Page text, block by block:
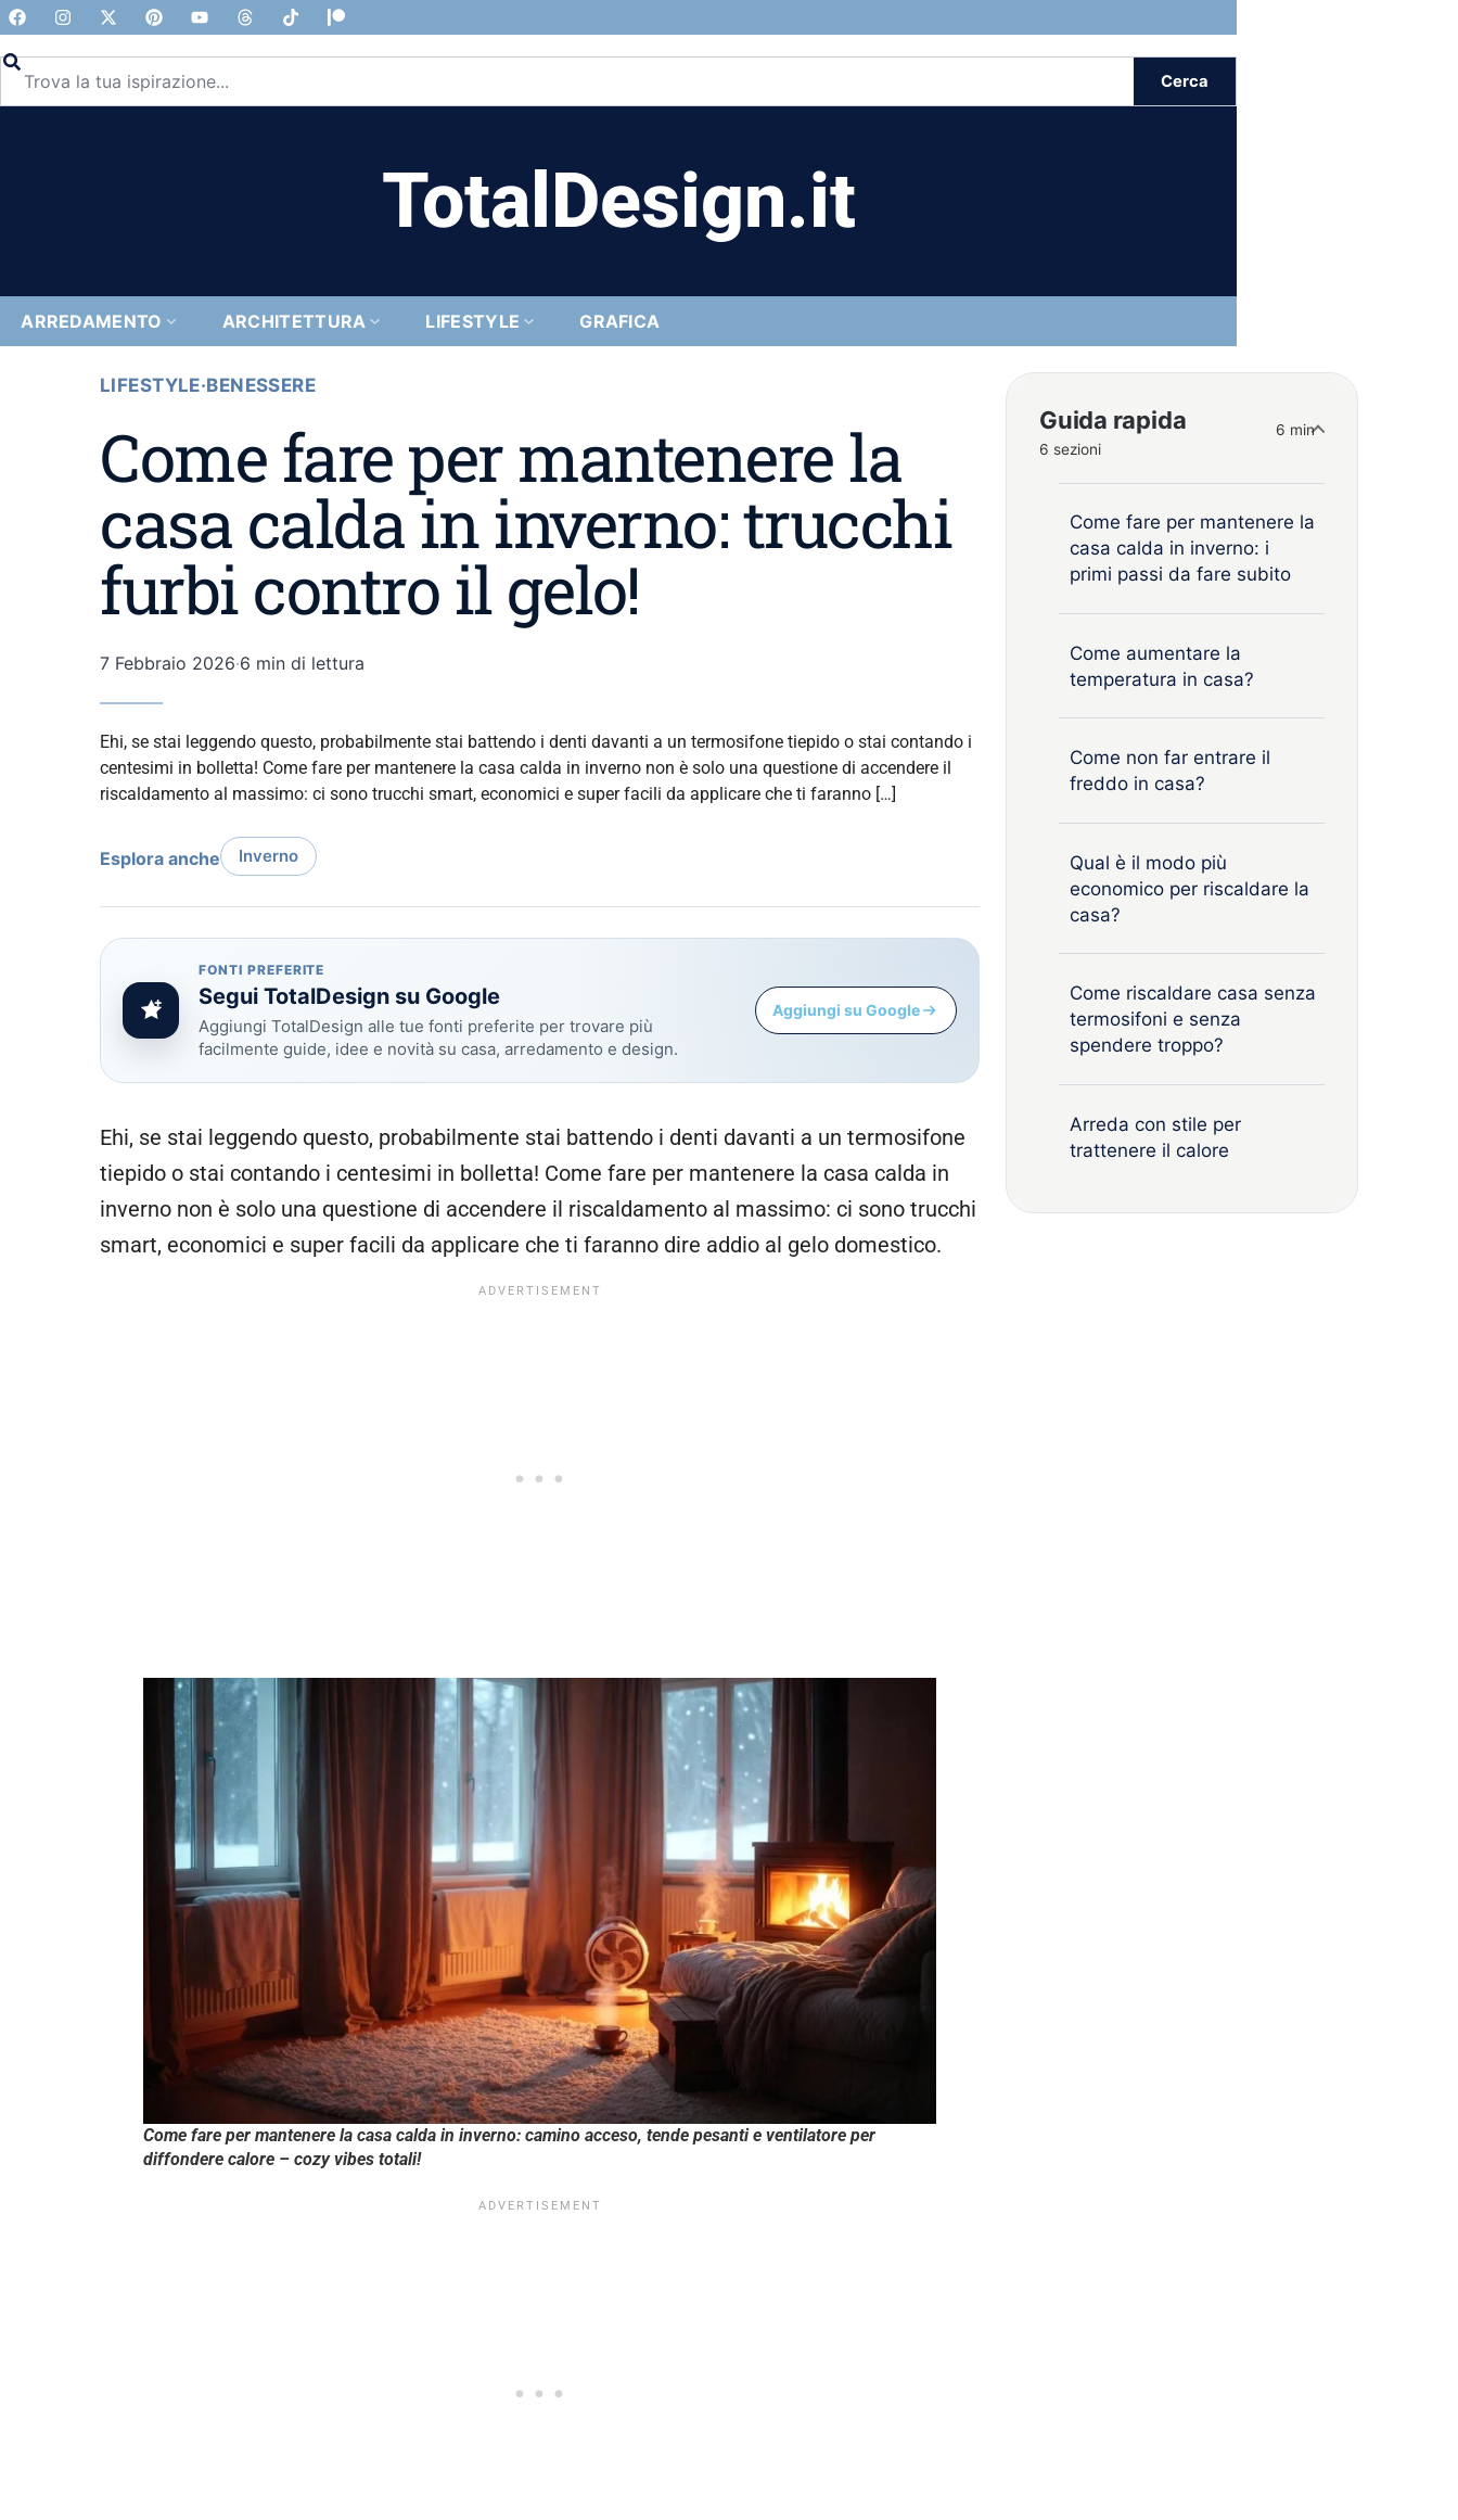
Cerca
TotalDesign.it
ARREDAMENTO ARCHITETTURA LIFESTYLE GRAFICA
LIFESTYLE·BENESSERE
Come fare per mantenere la
casa calda in inverno: trucchi
furbi contro il gelo!
7 Febbraio 2026·6 min di lettura
Ehi, se stai leggendo questo, probabilmente stai battendo i denti davanti a un termosifone tiepido o stai contando i
centesimi in bolletta! Come fare per mantenere la casa calda in inverno non è solo una questione di accendere il
riscaldamento al massimo: ci sono trucchi smart, economici e super facili da applicare che ti faranno […]
Esplora anche Inverno
FONTI PREFERITE
Segui TotalDesign su Google
Aggiungi TotalDesign alle tue fonti preferite per trovare più
facilmente guide, idee e novità su casa, arredamento e design.
Aggiungi su Google
Ehi, se stai leggendo questo, probabilmente stai battendo i denti davanti a un termosifone
tiepido o stai contando i centesimi in bolletta! Come fare per mantenere la casa calda in
inverno non è solo una questione di accendere il riscaldamento al massimo: ci sono trucchi
smart, economici e super facili da applicare che ti faranno dire addio al gelo domestico.
Come fare per mantenere la casa calda in inverno: camino acceso, tende pesanti e ventilatore per
diffondere calore – cozy vibes totali!
Guida rapida
6 sezioni
6 min
Come fare per mantenere la
casa calda in inverno: i
primi passi da fare subito
Come aumentare la
temperatura in casa?
Come non far entrare il
freddo in casa?
Qual è il modo più
economico per riscaldare la
casa?
Come riscaldare casa senza
termosifoni e senza
spendere troppo?
Arreda con stile per
trattenere il calore